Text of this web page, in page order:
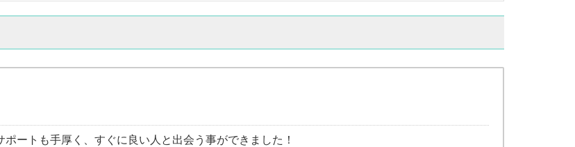
ートも手厚く、すぐに良い人と出会う事ができました！